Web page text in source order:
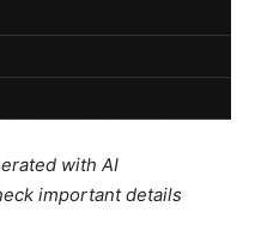
with AI
important details